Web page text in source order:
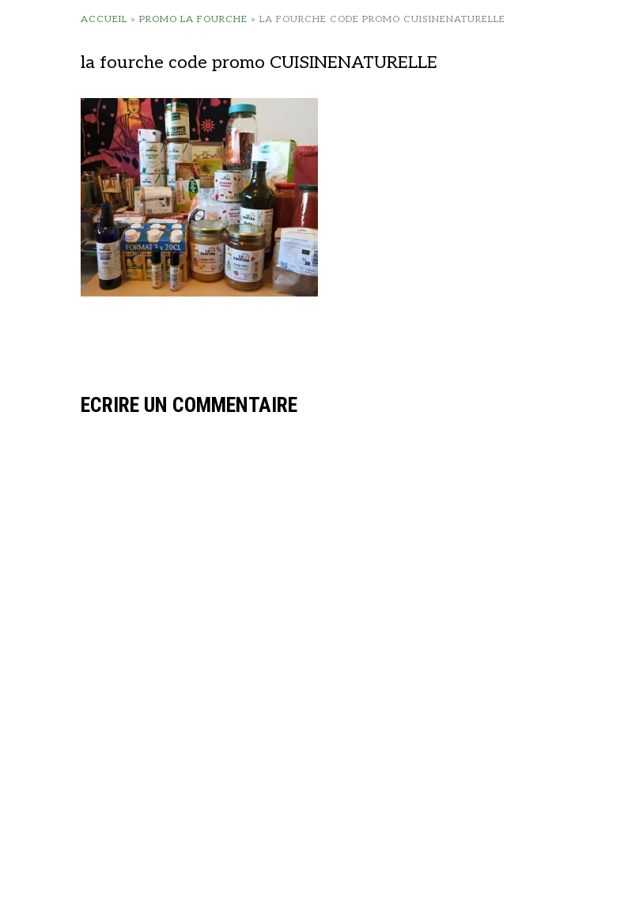
ACCUEIL » PROMO LA FOURCHE » LA FOURCHE CODE PROMO CUISINENATURELLE
la fourche code promo CUISINENATURELLE
ECRIRE UN COMMENTAIRE